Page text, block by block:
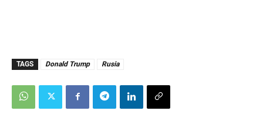
TAGS Donald Trump Rusia